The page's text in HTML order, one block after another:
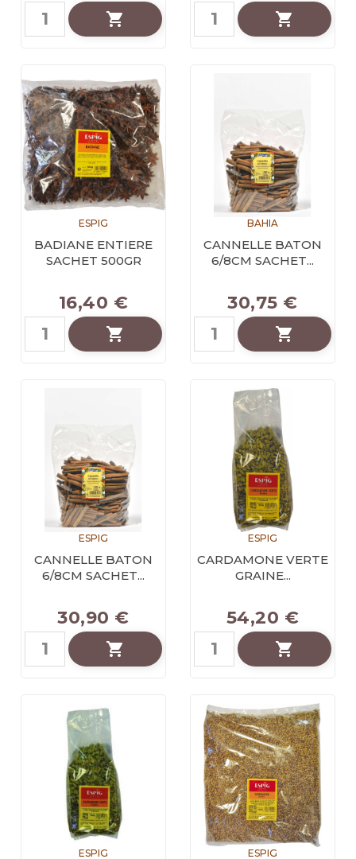
 
ESPIG
BADIANE ENTIERE
SACHET 500GR
16,40 €

BAHIA
CANNELLE BATON
6/8CM SACHET...
30,75 €

ESPIG
CANNELLE BATON
6/8CM SACHET...
30,90 €

ESPIG
CARDAMONE VERTE
GRAINE...
54,20 €

ESPIG ESPIG